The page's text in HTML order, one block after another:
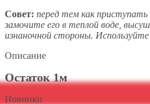
Совет: перед тем как
замочите его в теплой воде,
изнаночной стороны.
Описание
Остаток 1м
Новинки